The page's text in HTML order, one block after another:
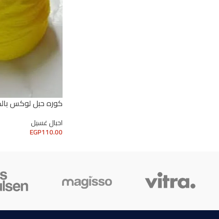
كوره حبل لوكس
احبال غسيل
EGP110.00